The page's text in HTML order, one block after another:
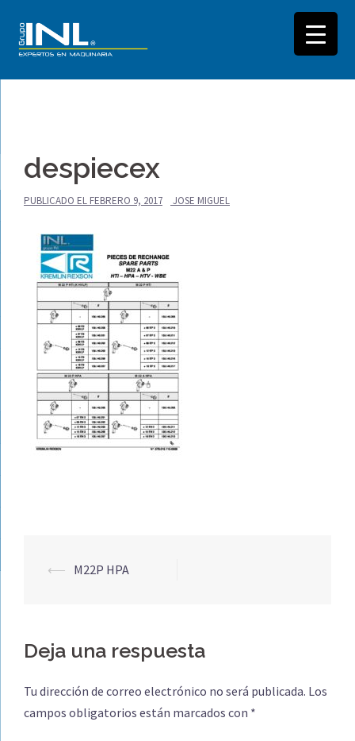
contenido
despiecex
PUBLICADO EL FEBRERO 9, 2017 JOSE MIGUEL
Navegación
⟵ M22P HPA
Deja una respuesta
Tu dirección de correo electrónico no será publicada. Los
campos obligatorios están marcados con *